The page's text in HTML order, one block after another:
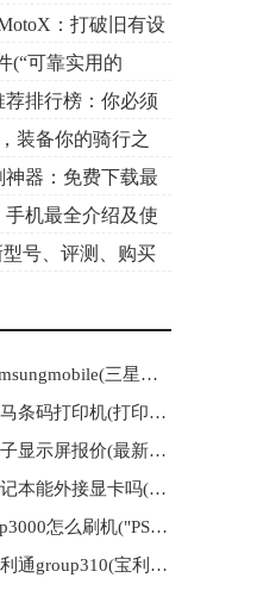
：打破旧有设
(“可靠实用的
排行榜：你必须
装备你的骑行之
器：免费下载最
手机最全介绍及使
号、评测、购买
samsungmobile(三星手机品牌魅力：科技与设计的完美结合)
斑马条码打印机(打印速度惊人，斑马条码机来袭！)
电子显示屏报价(最新可靠的电子显示屏价格汇总)
笔记本能外接显卡吗(笔记本电脑是否支持外接显卡？)
psp3000怎么刷机("PSP3000刷机教程详解，一篇就够！")
宝利通group310(宝利通310集团：产业多元化引领行业发展)